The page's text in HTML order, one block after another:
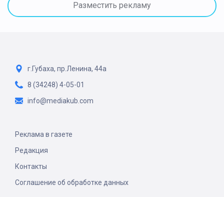
Разместить рекламу
г.Губаха, пр.Ленина, 44а
8 (34248) 4-05-01
info@mediakub.com
Реклама в газете
Редакция
Контакты
Соглашение об обработке данных